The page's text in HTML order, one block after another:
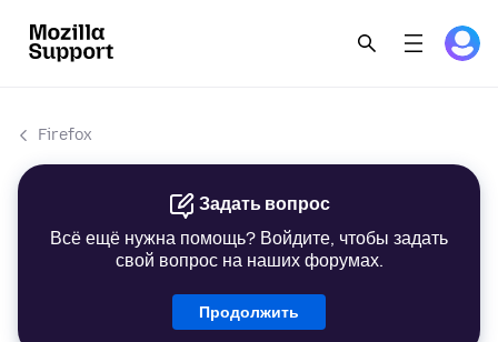
Firefox
Задать вопрос
Всё ещё нужна помощь? Войдите, чтобы задать
свой вопрос на наших форумах.
Продолжить